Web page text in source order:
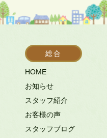
総合
HOME
お知らせ
スタッフ紹介
お客様の声
スタッフブログ